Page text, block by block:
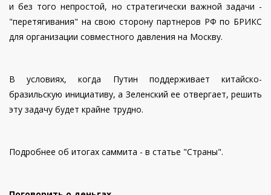
и без того непростой, но стратегически важной задачи -
"перетягивания" на свою сторону партнеров РФ по БРИКС
для организации совместного давления на Москву.
В условиях, когда Путин поддерживает китайско-
бразильскую инициативу, а Зеленский ее отвергает, решить
эту задачу будет крайне трудно.
Подробнее об итогах саммита - в статье "Страны".